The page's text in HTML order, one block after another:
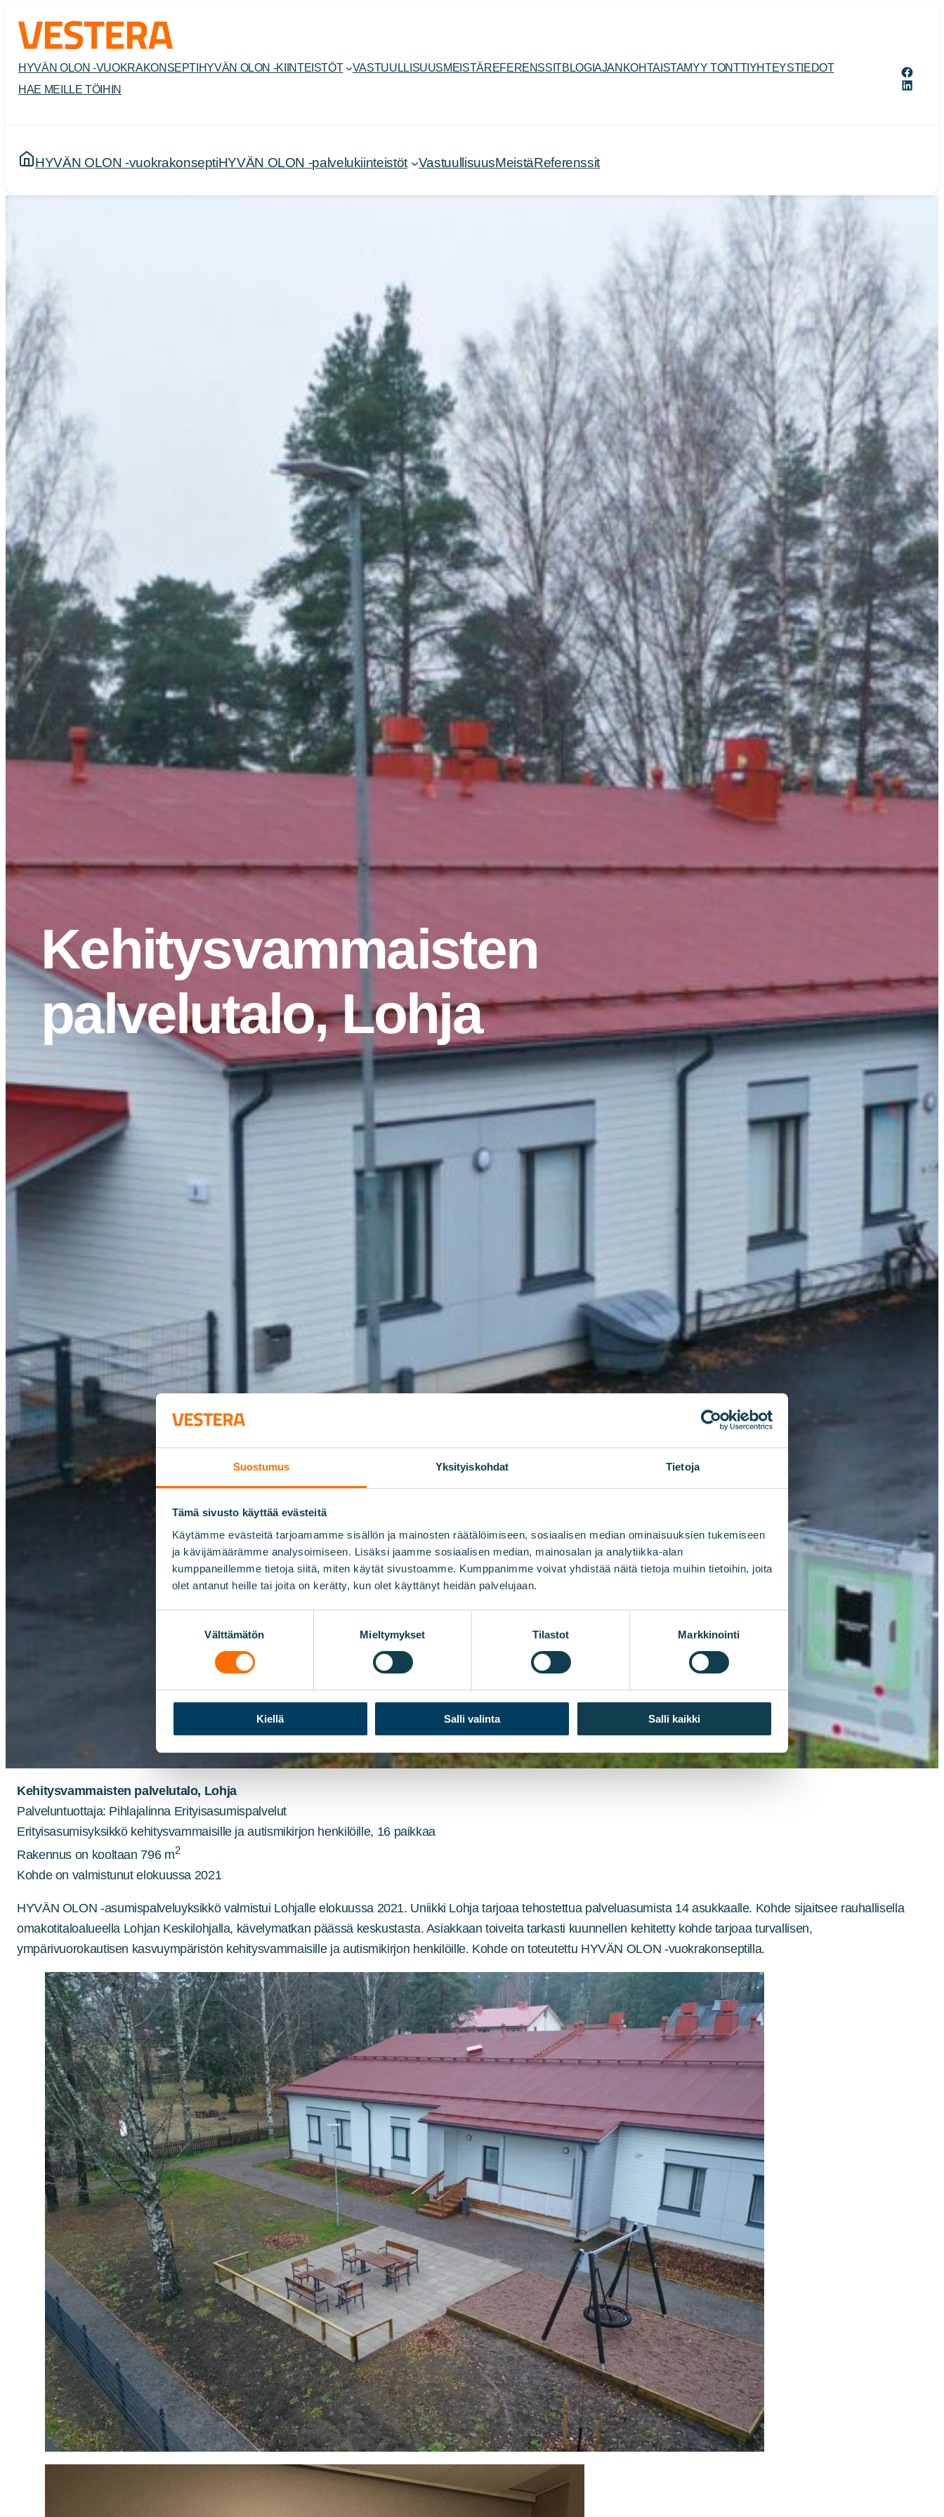
Suostumus Yksityiskohdat Tietoja
Tämä sivusto käyttää evästeitä
Käytämme evästeitä tarjoamamme sisällön ja mainosten räätälöimiseen, sosiaalisen median ominaisuuksien tukemiseen
ja kävijämäärämme analysoimiseen. Lisäksi jaamme sosiaalisen median, mainosalan ja analytiikka-alan
kumppaneillemme tietoja siitä, miten käytät sivustoamme. Kumppanimme voivat yhdistää näitä tietoja muihin tietoihin, joita
olet antanut heille tai joita on kerätty, kun olet käyttänyt heidän palvelujaan.
Välttämätön Mieltymykset Tilastot Markkinointi
Kiellä Salli valinta Salli kaikki
sisältöön
HYVÄN OLON -VUOKRAKONSEPTI HYVÄN OLON -KIINTEISTÖT VASTUULLISUUSMEISTÄREFERENSSITBLOGIAJANKOHTAISTAMYY TONTTIYHTEYSTIEDOT
HAE MEILLE TÖIHIN
HYVÄN OLON -vuokrakonseptiHYVÄN OLON -palvelukiinteistöt VastuullisuusMeistäReferenssit
Kehitysvammaisten
palvelutalo, Lohja
Kehitysvammaisten palvelutalo, Lohja
Palveluntuottaja: Pihlajalinna Erityisasumispalvelut
Erityisasumisyksikkö kehitysvammaisille ja autismikirjon henkilöille, 16 paikkaa
Rakennus on kooltaan 796 m2
Kohde on valmistunut elokuussa 2021
HYVÄN OLON -asumispalveluyksikkö valmistui Lohjalle elokuussa 2021. Uniikki Lohja tarjoaa tehostettua palveluasumista 14 asukkaalle. Kohde sijaitsee rauhallisella
omakotitaloalueella Lohjan Keskilohjalla, kävelymatkan päässä keskustasta. Asiakkaan toiveita tarkasti kuunnellen kehitetty kohde tarjoaa turvallisen,
ympärivuorokautisen kasvuympäristön kehitysvammaisille ja autismikirjon henkilöille. Kohde on toteutettu HYVÄN OLON -vuokrakonseptilla.